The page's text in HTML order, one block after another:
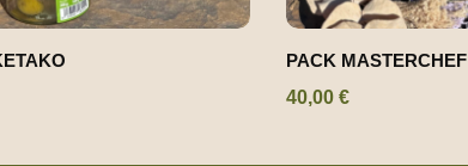
PACK MASTERCHEF
40,00 €